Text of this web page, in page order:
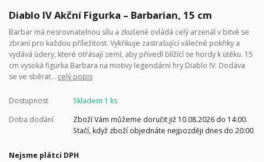
Diablo IV Akční Figurka – Barbarian, 15 cm
Barbar má nesrovnatelnou sílu a zkušeně ovládá celý arzenál v bitvě se
zbraní pro každou příležitost. Vykřikuje zastrašující válečné pokřiky a
vydává údery, které otřásají zemí, aby přivedl blížící se hordy k útěku. 15
cm vysoká figurka Barbara na motivy legendární hry Diablo IV. Dodáva
se ve sběrat... celý popis
Dostupnost
Skladem 1 ks
Doba dodání
Zboží Vám můžeme doručit již 10.08.2026 do 14:00.
Stačí, když zboží objednáte nejpozději dnes do 20:00
Nejsme plátci DPH